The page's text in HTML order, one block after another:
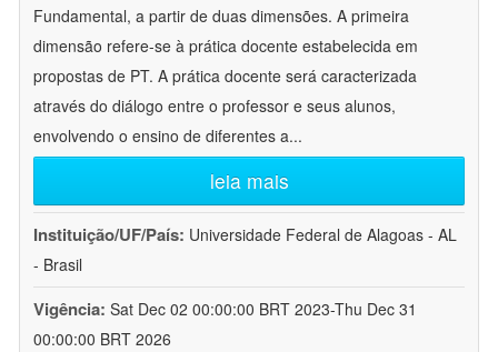
Fundamental, a partir de duas dimensões. A primeira
dimensão refere-se à prática docente estabelecida em
propostas de PT. A prática docente será caracterizada
através do diálogo entre o professor e seus alunos,
envolvendo o ensino de diferentes a...
leia mais
Instituição/UF/País: Universidade Federal de Alagoas - AL
- Brasil
Vigência: Sat Dec 02 00:00:00 BRT 2023-Thu Dec 31
00:00:00 BRT 2026